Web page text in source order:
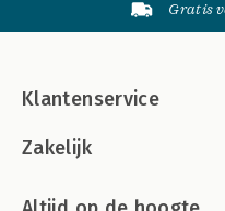
Gratis
Klantenservice
Zakelijk